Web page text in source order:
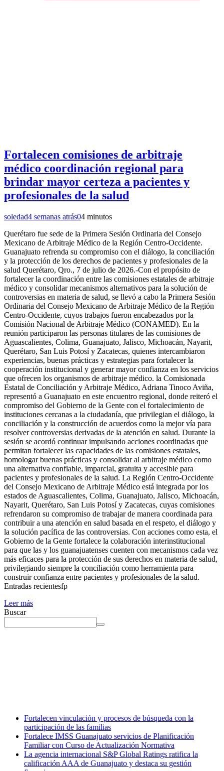
Fortalecen comisiones de arbitraje
médico coordinación regional para
brindar mayor certeza a pacientes y
profesionales de la salud
soledad4 semanas atrás04 minutos
Querétaro fue sede de la Primera Sesión Ordinaria del Consejo
Mexicano de Arbitraje Médico de la Región Centro-Occidente.
Guanajuato refrenda su compromiso con el diálogo, la conciliación
y la protección de los derechos de pacientes y profesionales de la
salud Querétaro, Qro., 7 de julio de 2026.-Con el propósito de
fortalecer la coordinación entre las comisiones estatales de arbitraje
médico y consolidar mecanismos alternativos para la solución de
controversias en materia de salud, se llevó a cabo la Primera Sesión
Ordinaria del Consejo Mexicano de Arbitraje Médico de la Región
Centro-Occidente, cuyos trabajos fueron encabezados por la
Comisión Nacional de Arbitraje Médico (CONAMED). En la
reunión participaron las personas titulares de las comisiones de
Aguascalientes, Colima, Guanajuato, Jalisco, Michoacán, Nayarit,
Querétaro, San Luis Potosí y Zacatecas, quienes intercambiaron
experiencias, buenas prácticas y estrategias para fortalecer la
cooperación institucional y generar mayor confianza en los servicios
que ofrecen los organismos de arbitraje médico. la Comisionada
Estatal de Conciliación y Arbitraje Médico, Adriana Tinoco Aviña,
representó a Guanajuato en este encuentro regional, donde reiteró el
compromiso del Gobierno de la Gente con el fortalecimiento de
instituciones cercanas a la ciudadanía, que privilegian el diálogo, la
conciliación y la construcción de acuerdos como la mejor vía para
resolver controversias derivadas de la atención en salud. Durante la
sesión se acordó continuar impulsando acciones coordinadas que
permitan fortalecer las capacidades de las comisiones estatales,
homologar buenas prácticas y consolidar al arbitraje médico como
una alternativa confiable, imparcial, gratuita y accesible para
pacientes y profesionales de la salud. La Región Centro-Occidente
del Consejo Mexicano de Arbitraje Médico está integrada por los
estados de Aguascalientes, Colima, Guanajuato, Jalisco, Michoacán,
Nayarit, Querétaro, San Luis Potosí y Zacatecas, cuyas comisiones
refrendaron su compromiso de trabajar de manera coordinada para
contribuir a una atención en salud basada en el respeto, el diálogo y
la solución pacífica de las controversias. Con acciones como esta, el
Gobierno de la Gente fortalece la colaboración interinstitucional
para que las y los guanajuatenses cuenten con mecanismos cada vez
más eficaces para la protección de sus derechos en materia de salud,
privilegiando siempre la conciliación como herramienta para
construir confianza entre pacientes y profesionales de la salud.
Entradas recientesfp
Leer más
Buscar
Fortalecen vinculación y procesos de búsqueda con la
participación de las familias
Fortalece IMSS Guanajuato servicios de Planificación
Familiar con Curso de Actualización Normativa
La agencia internacional S&P Global Ratings ratifica la
calificación AAA de Guanajuato y destaca su gestión